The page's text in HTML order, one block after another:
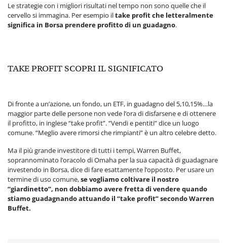
Le strategie con i migliori risultati nel tempo non sono quelle che il
cervello si immagina. Per esempio iltake profit che letteralmente
significa in Borsa prendere profitto di un guadagno.
TAKE PROFIT SCOPRI IL SIGNIFICATO
Di fronte a un’azione, un fondo, un ETF, in guadagno del 5,10,15%…la
maggior parte delle persone non vede l’ora di disfarsene e di ottenere
il profitto, in inglese “take profit”. “Vendi e pentiti” dice un luogo
comune. “Meglio avere rimorsi che rimpianti” è un altro celebre detto.
Ma il più grande investitore di tutti i tempi, Warren Buffet,
soprannominato l’oracolo di Omaha per la sua capacità di guadagnare
investendo in Borsa, dice di fare esattamente l’opposto. Per usare un
termine di uso comune,se vogliamo coltivare il nostro
“giardinetto”, non dobbiamo avere fretta di vendere quando
stiamo guadagnando attuando il “take profit”secondo Warren
Buffet.